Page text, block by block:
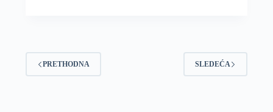
kišu,
grmljavinu,
i
PRETHODNA SLEDEĆA